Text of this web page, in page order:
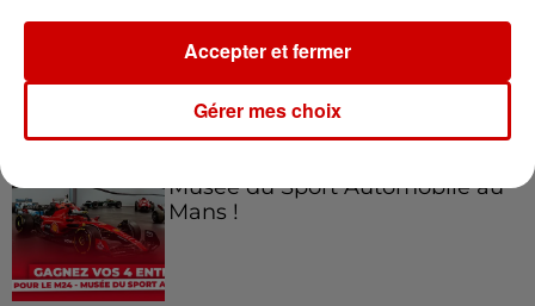
Festival du Roi Arthur 2026 !
Musée du Sport Automobile au
Mans !
Gérer mes choix
Accepter et fermer